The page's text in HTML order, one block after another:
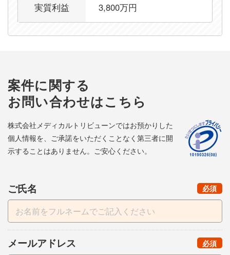
実質利益 3,800万円
案件に関する
お問い合わせはこちら
株式会社メディカルトリビューンではお預かりした
個人情報を、ご承諾をいただくことなく第三者に開
示することはありません。ご安心ください。
ご氏名 （
必須）
メールアドレス （
必須）